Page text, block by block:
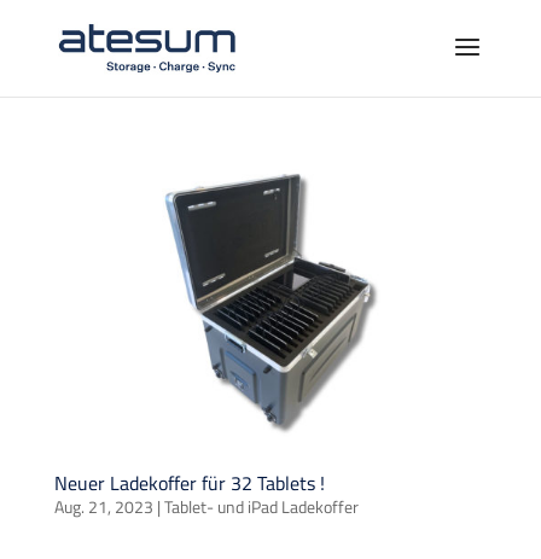
Neuer Ladekoffer für 32 Tablets !
Aug. 21, 2023 |Tablet- und iPad Ladekoffer